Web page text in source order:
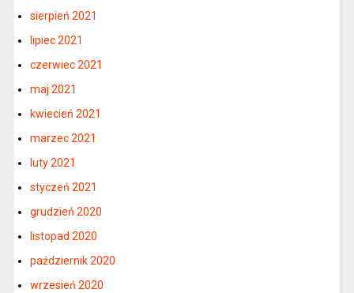
sierpień 2021
lipiec 2021
czerwiec 2021
maj 2021
kwiecień 2021
marzec 2021
luty 2021
styczeń 2021
grudzień 2020
listopad 2020
październik 2020
wrzesień 2020